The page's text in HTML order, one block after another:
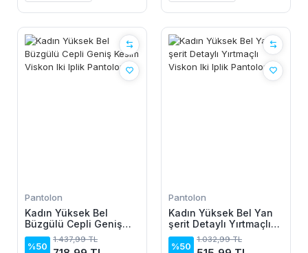
Pantolon
Kadın Yüksek Bel
Büzgülü Cepli Geniş
Kesim Viskon Iki Iplik
Pantolon
%50
1.437,99 TL
Pantolon
Kadın Yüksek Bel Yan
şerit Detaylı Yırtmaçlı
Viskon Iki Iplik
Pantolon
%50
1.032,99 TL